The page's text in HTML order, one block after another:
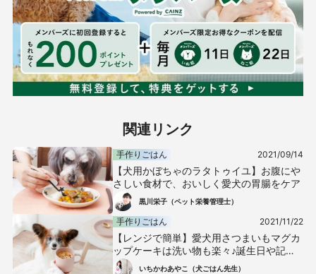
関連リンク
手作りごはん 2021/09/14
【犬用かぼちゃのラタトゥイユ】お腹にや
さしい食材で、おいしく愛犬の胃腸をケア
黒川栄子（ペット栄養管理士）
手作りごはん 2021/11/22
【レンジで簡単】愛犬用さつまいもマグカ
ップケーキは洗い物も楽々♪誕生日や記念
日にも使えるおやつレシピ！
いちかわあやこ（犬ごはん先生）